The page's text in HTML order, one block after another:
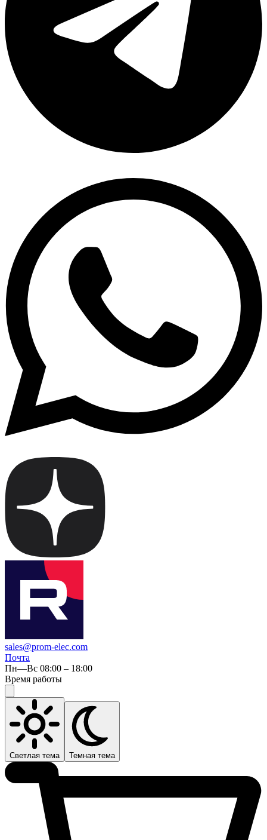
sales@prom-elec.com
Почта
Пн—Вс 08:00 – 18:00
Время работы
Светлая тема Темная тема